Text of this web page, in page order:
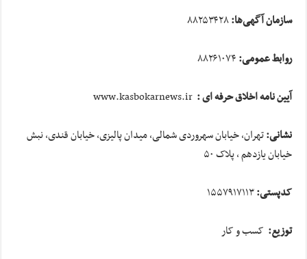
سازمان آگهیها:۸۸۲۵۳۴۲۸
روابط عمومی:
آیین نامه اخلاق حرفه ای : www.kasbokarnews.ir
نشانی:تهران، خیابان سهروردی شمالی، میدان پالیزی، خیابان قندی، نبش
خیابان یازدهم ، پلاک ۵۰
کدپستی:۱۵۵۷۹۱۷۱۱۳
توزیع: کسب و کار